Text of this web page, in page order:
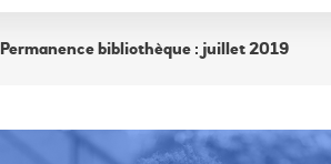
Permanence bibliothèque : juillet 2019